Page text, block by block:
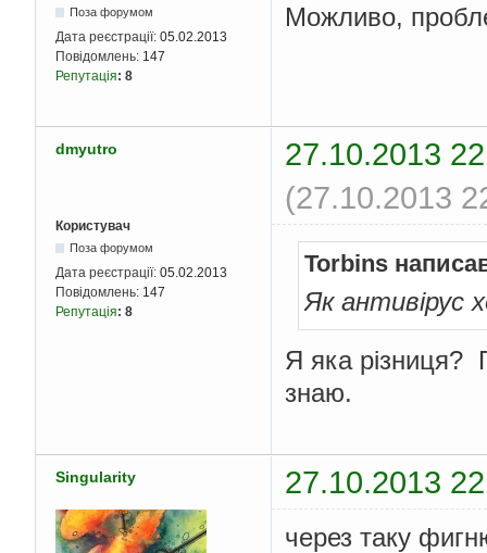
Поза форумом
Дата реєстрації: 05.02.2013
Повідомлень: 147
Репутація: 8
Можливо,
dmyutro
27.10.2013
(27.10.2013
Користувач
Поза форумом
Дата реєстрації: 05.02.2013
Повідомлень: 147
Репутація: 8
Torbins
Як антивірус
Я яка різниця?
знаю.
Singularity 27.10.2013
через таку